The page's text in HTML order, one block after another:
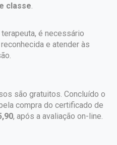
classe.
é necessário
e atender às
são gratuitos. Concluído o
compra do certificado de
, após a avaliação on-line.